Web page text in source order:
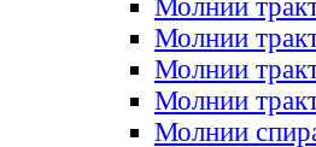
Молнии
Молнии
Молнии
Молнии
Молнии